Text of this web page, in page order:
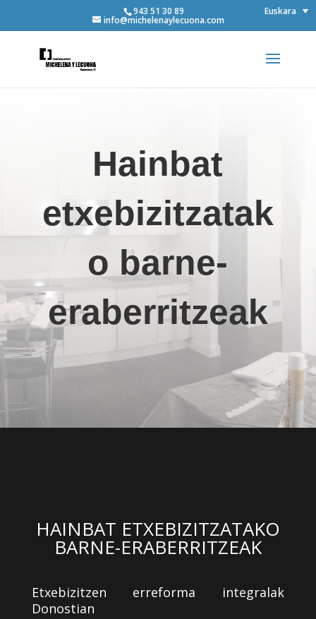
943 51 30 89
info@michelenaylecuona.com
Euskara
Hainbat
etxebizitzatak
o barne-
eraberritzeak
HAINBAT ETXEBIZITZATAKO
BARNE-ERABERRITZEAK
Etxebizitzen erreforma integralak
Donostian